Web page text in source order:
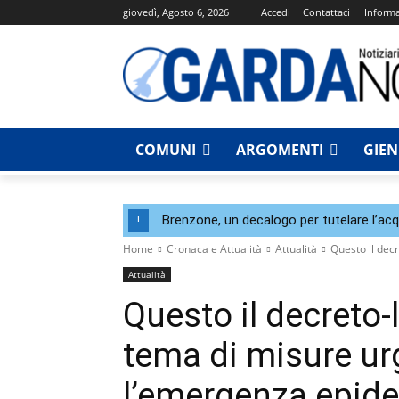
giovedì, Agosto 6, 2026 Accedi Contattaci
COMUNI ARGOMENTI
! Brenzone, un decalogo per tutelare
Home Cronaca e Attualità Attualità Questo il
Attualità
Questo il
tema di misure